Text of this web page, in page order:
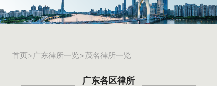
首页> 广东律所一览>茂名律所一览
广东各区律所